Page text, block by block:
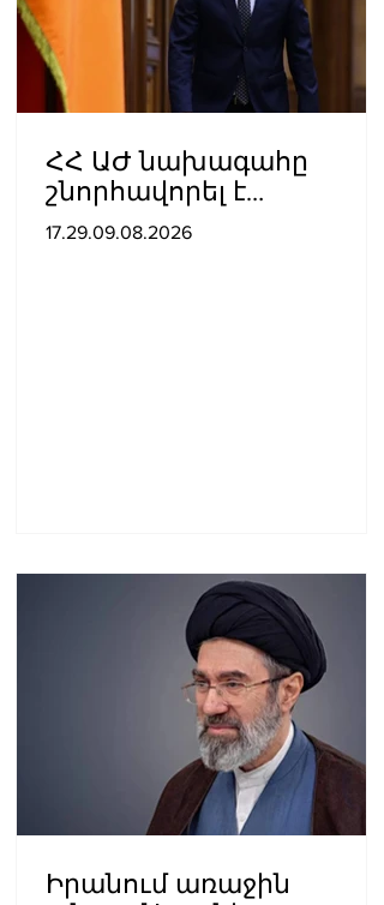
ՀՀ ԱԺ նախագահը
շնորհավորել է
խաղաղության
17.29.09.08.2026
Իրանում առաջին